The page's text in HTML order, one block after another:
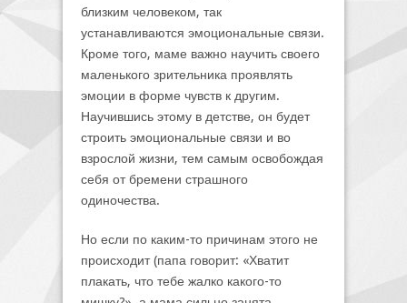
близким человеком, так
устанавливаются эмоциональные связи.
Кроме того, маме важно научить своего
маленького зрительника проявлять
эмоции в форме чувств к другим.
Научившись этому в детстве, он будет
строить эмоциональные связи и во
взрослой жизни, тем самым освобождая
себя от бремени страшного
одиночества.
Но если по каким-то причинам этого не
происходит (папа говорит: «Хватит
плакать, что тебе жалко какого-то